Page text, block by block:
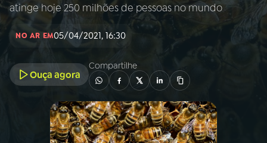
INÍCIO
A RÁDIO
PROGRAMAÇÃO
atinge hoje 250 milhões de pessoas no mundo
NO AR EM05/04/2021, 16:30
Ouça agora
Compartilhe